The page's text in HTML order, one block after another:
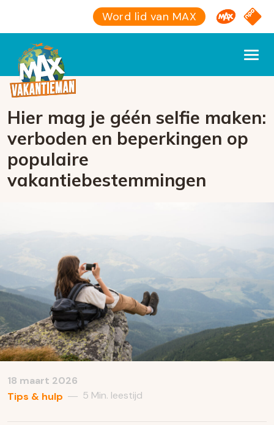
Word lid van MAX Omroep
NPO
Hier mag je géén selfie maken:
verboden en beperkingen op
populaire
vakantiebestemmingen
18 maart 2026
Tips & hulp — 5 Min. leestijd